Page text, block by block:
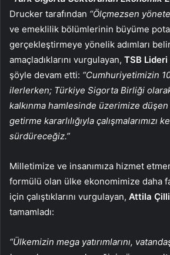
Drucker tarafından “Ölçmezsen
ve emeklilik bölümlerinin büyüme
gerçekleştirmeye yönelik adımları
amaçladıklarını vurgulayan, TSB Lideri
şöyle devam etti: “Cumhuriyetimizin
ilerlerken; Türkiye Sigorta Birliği
kalkınma hamlesinde üzerimize
getirme kararlılığıyla çalışmalarımızı
sürdüreceğiz.”
Milletimize ve insanımıza hizmet
formülü olan ülke ekonomimize daha
için çalıştıklarını vurgulayan, Attila Çilli
tamamladı:
“Ülkemizin mega yatırımlarını,